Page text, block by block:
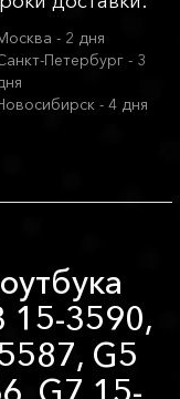
- 2 дня
Петербург - 3
- 4 дня
15-3590,
G5